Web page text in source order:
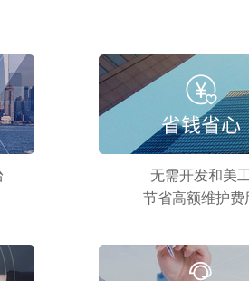
无需开发和美
节省高额维护费